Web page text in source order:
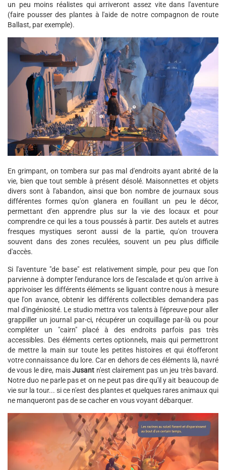
un peu moins réalistes qui arriveront assez vite dans l'aventure
(faire pousser des plantes à l'aide de notre compagnon de route
Ballast, par exemple).
En grimpant, on tombera sur pas mal d'endroits ayant abrité de la
vie, bien que tout semble à présent désolé. Maisonnettes et objets
divers sont à l'abandon, ainsi que bon nombre de journaux sous
différentes formes qu'on glanera en fouillant un peu le décor,
permettant d'en apprendre plus sur la vie des locaux et pour
comprendre ce qui les a tous poussés à partir. Des autels et autres
fresques mystiques seront aussi de la partie, qu'on trouvera
souvent dans des zones reculées, souvent un peu plus difficile
d'accès.
Si l'aventure "de base" est relativement simple, pour peu que l'on
parvienne à dompter l'endurance lors de l'escalade et qu'on arrive à
apprivoiser les différents éléments se liguant contre nous à mesure
que l'on avance, obtenir les différents collectibles demandera pas
mal d'ingéniosité. Le studio mettra vos talents à l'épreuve pour aller
grappiller un journal par-ci, récupérer un coquillage par-là ou pour
compléter un "cairn" placé à des endroits parfois pas très
accessibles. Des éléments certes optionnels, mais qui permettront
de mettre la main sur toute les petites histoires et qui étofferont
votre connaissance du lore. Car en dehors de ces éléments là, navré
de vous le dire, maisJusant n'est clairement pas un jeu très bavard.
Notre duo ne parle pas et on ne peut pas dire qu'il y ait beaucoup de
vie sur la tour... si ce n'est des plantes et quelques rares animaux qui
ne manqueront pas de se cacher en vous voyant débarquer.